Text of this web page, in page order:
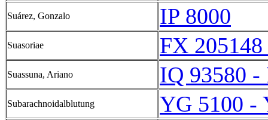
Suárez, Gonzalo IP 8000
Suasoriae FX
Suassuna, Ariano IQ 93580 -
Subarachnoidalblutung
YG 5100 -